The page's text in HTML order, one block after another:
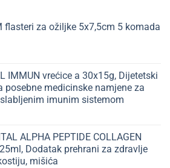
flasteri za ožiljke 5x7,5cm 5 komada
IMMUN vrećice a 30x15g, Dijetetski
posebne medicinske namjene za
imunim sistemom
ALPHA PEPTIDE COLLAGEN
Dodatak prehrani za zdravlje
mišića